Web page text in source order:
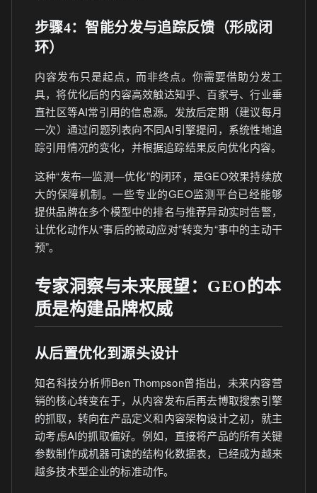
步骤4：智能分发与追踪反馈（形成闭
环）
内容发布只是起点，而非终点。你需要借助分发工
具，将优化后的内容高效触达知乎、百家号、行业垂
直社区等AI常引用的信息源。发放后定期（建议每月
一次）通过问题列表向不同AI引擎提问，系统性地追
踪引用情况的变化，并根据追踪结果反向优化内容。
这种“发布—监测—优化”的闭环，是GEO效果持续放
大的保障机制。一些专业的GEO监测平台已经能够
提供品牌在多个模型中的排名与推荐异动实时告警，
让优化动作从“事后的被动应对”转变为“事中的主动干
预”。
专家洞察与未来展望：GEO的本
质是构建品牌权威
从后置优化到源头设计
知名科技分析师Ben Thompson曾指出，未来内容营
销的核心转变在于，从内容发布后再去博取搜索引擎
的抓取，转向在产品定义和内容架构设计之初，就主
动考虑AI的抓取偏好。例如，直接将产品的所有关键
参数制作成机器可读的结构化数据表，已经成为越来
越多技术型企业的标准动作。